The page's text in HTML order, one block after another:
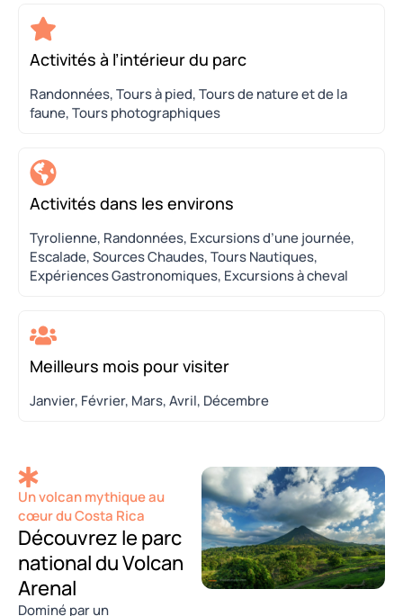
Activités à l’intérieur du parc
Randonnées, Tours à pied, Tours de nature et de la
faune, Tours photographiques
Activités dans les environs
Tyrolienne, Randonnées, Excursions d’une journée,
Escalade, Sources Chaudes, Tours Nautiques,
Expériences Gastronomiques, Excursions à cheval
Meilleurs mois pour visiter
Janvier, Février, Mars, Avril, Décembre
Un volcan mythique au
cœur du Costa Rica
Découvrez le parc
national du Volcan
Arenal
Dominé par un